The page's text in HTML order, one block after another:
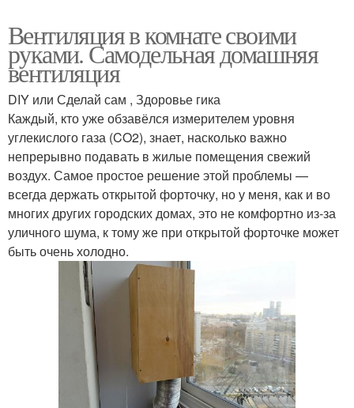
Вентиляция в комнате своими
руками. Самодельная домашняя
вентиляция
DIY или Сделай сам , Здоровье гика
Каждый, кто уже обзавёлся измерителем уровня
углекислого газа (CO2), знает, насколько важно
непрерывно подавать в жилые помещения свежий
воздух. Самое простое решение этой проблемы —
всегда держать открытой форточку, но у меня, как и во
многих других городских домах, это не комфортно из-за
уличного шума, к тому же при открытой форточке может
быть очень холодно.